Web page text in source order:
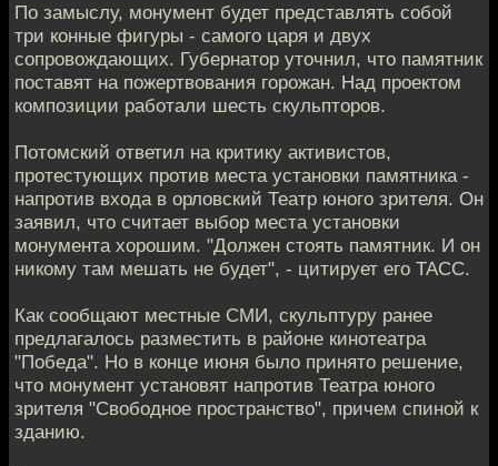
По замыслу, монумент будет представлять собой
три конные фигуры - самого царя и двух
сопровождающих. Губернатор уточнил, что памятник
поставят на пожертвования горожан. Над проектом
композиции работали шесть скульпторов.
Потомский ответил на критику активистов,
протестующих против места установки памятника -
напротив входа в орловский Театр юного зрителя. Он
заявил, что считает выбор места установки
монумента хорошим. "Должен стоять памятник. И он
никому там мешать не будет", - цитирует его ТАСС.
Как сообщают местные СМИ, скульптуру ранее
предлагалось разместить в районе кинотеатра
"Победа". Но в конце июня было принято решение,
что монумент установят напротив Театра юного
зрителя "Свободное пространство", причем спиной к
зданию.